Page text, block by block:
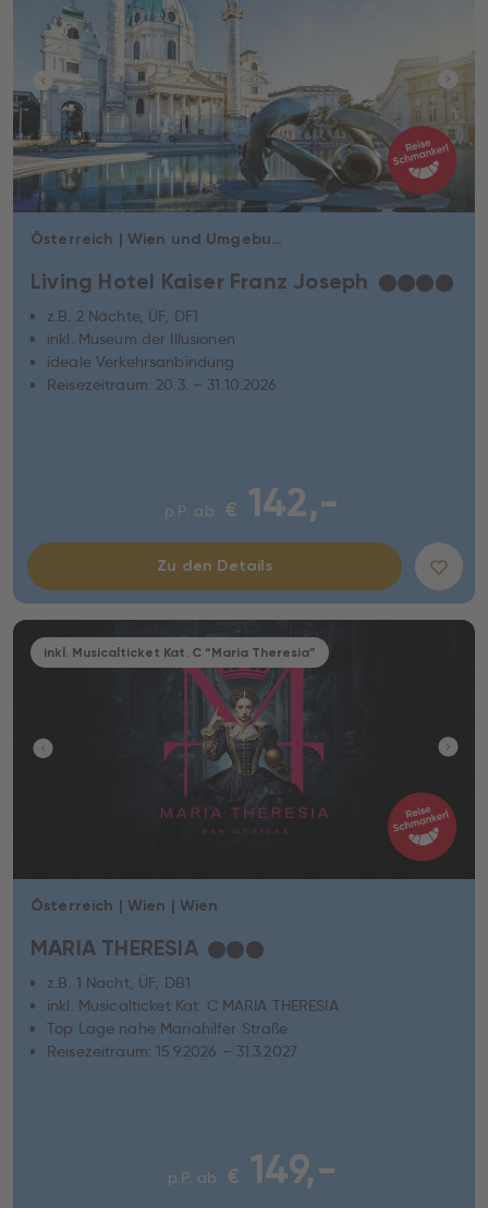
Österreich | Wien und Umgebung | Wien
Living Hotel Kaiser Franz Joseph ★★★★
z.B. 2 Nächte, ÜF, DF1
inkl. Museum der Illusionen
ideale Verkehrsanbindung
Reisezeitraum: 20.3. – 31.10.2026
p.P. ab € 142,-
Zu den Details
inkl. Musicalticket Kat. C “Maria Theresia”
Österreich | Wien | Wien
MARIA THERESIA ★★★
z.B. 1 Nacht, ÜF, DB1
inkl. Musicalticket Kat. C MARIA THERESIA
Top Lage nahe Mariahilfer Straße
Reisezeitraum: 15.9.2026 – 31.3.2027
p.P. ab € 149,-